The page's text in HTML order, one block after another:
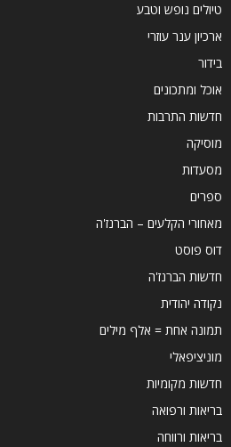
טיולים נופש וטבע
ארכיון ענר עוזרי
בידור
אוכל ומתכונים
חדשות התרבות
מוסיקה
מסעדות
ספרים
מאחורי הקלעים – הברנז'ה
דוס פוסט
חדשות הברנז'ה
נקודה יהודית
תמונה אחת = אלף מילים
מוניציפאלי
חדשות מקומיות
בריאות ורפואה
בריאות ורווחה